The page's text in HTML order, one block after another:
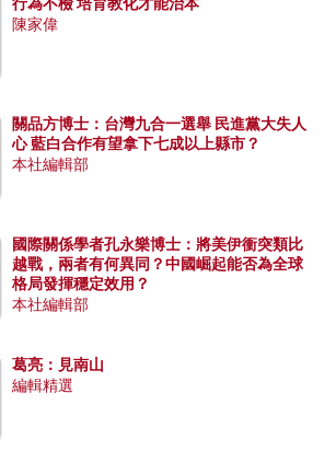
陳家偉
關品方博士：台灣九合一選舉 民進黨大失人
心 藍白合作有望拿下七成以上縣市？
本社編輯部
國際關係學者孔永樂博士：將美伊衝突類比
越戰，兩者有何異同？中國崛起能否為全球
格局發揮穩定效用？
本社編輯部
葛亮：見南山
編輯精選